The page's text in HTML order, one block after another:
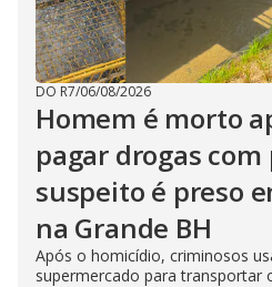
DO R7/06/08/2026
Homem é morto
pagar drogas com
suspeito é preso
na Grande BH
Após o homicídio, criminosos
supermercado para transportar